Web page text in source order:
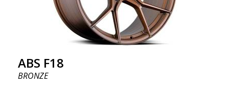
ABS F18
BRONZE